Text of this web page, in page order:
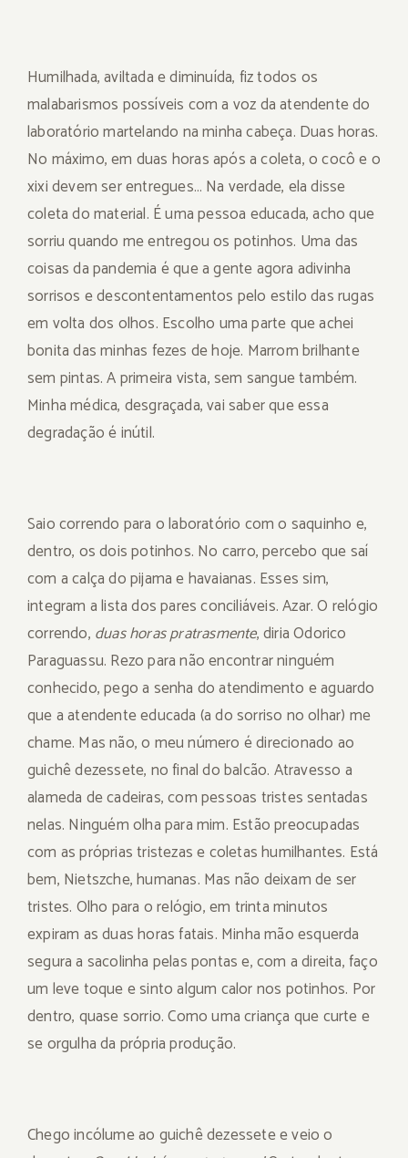
Humilhada, aviltada e diminuída, fiz todos os
malabarismos possíveis com a voz da atendente do
laboratório martelando na minha cabeça. Duas horas.
No máximo, em duas horas após a coleta, o cocô e o
xixi devem ser entregues… Na verdade, ela disse
coleta do material. É uma pessoa educada, acho que
sorriu quando me entregou os potinhos. Uma das
coisas da pandemia é que a gente agora adivinha
sorrisos e descontentamentos pelo estilo das rugas
em volta dos olhos. Escolho uma parte que achei
bonita das minhas fezes de hoje. Marrom brilhante
sem pintas. A primeira vista, sem sangue também.
Minha médica, desgraçada, vai saber que essa
degradação é inútil.
Saio correndo para o laboratório com o saquinho e,
dentro, os dois potinhos. No carro, percebo que saí
com a calça do pijama e havaianas. Esses sim,
integram a lista dos pares conciliáveis. Azar. O relógio
correndo, duas horas pratrasmente, diria Odorico
Paraguassu. Rezo para não encontrar ninguém
conhecido, pego a senha do atendimento e aguardo
que a atendente educada (a do sorriso no olhar) me
chame. Mas não, o meu número é direcionado ao
guichê dezessete, no final do balcão. Atravesso a
alameda de cadeiras, com pessoas tristes sentadas
nelas. Ninguém olha para mim. Estão preocupadas
com as próprias tristezas e coletas humilhantes. Está
bem, Nietszche, humanas. Mas não deixam de ser
tristes. Olho para o relógio, em trinta minutos
expiram as duas horas fatais. Minha mão esquerda
segura a sacolinha pelas pontas e, com a direita, faço
um leve toque e sinto algum calor nos potinhos. Por
dentro, quase sorrio. Como uma criança que curte e
se orgulha da própria produção.
Chego incólume ao guichê dezessete e veio o